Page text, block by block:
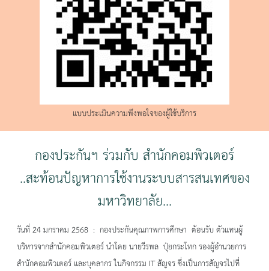
แบบประเมินความพึงพอใจของผู้ใช้บริการ
กองประกันฯ ร่วมกับ สำนักคอมพิวเตอร์
..สะท้อนปัญหาการใช้งานระบบสารสนเทศของ
มหาวิทยาลัย...
วันที่ 24 มกราคม 2568 : กองประกันคุณภาพการศึกษา ต้อนรับ ตัวแทนผู้
บริหารจากสำนักคอมพิวเตอร์ นำโดย นายวีรพล ปุ๋ยกระโทก รองผู้อำนวยการ
สำนักคอมพิวเตอร์ และบุคลากร ในกิจกรรม IT สัญจร ซึ่งเป็นการสัญจรไปที่